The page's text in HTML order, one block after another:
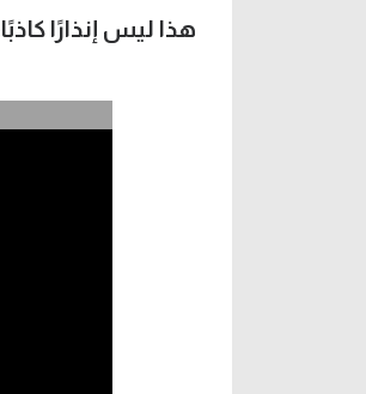
هذا ليس إنذارًا